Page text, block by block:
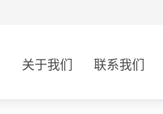
关于我们 联系我们